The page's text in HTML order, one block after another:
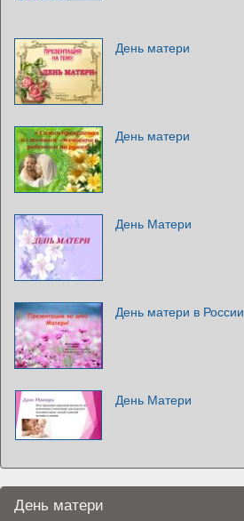
День матери
День матери
День Матери
День матери в России
День Матери
День матери